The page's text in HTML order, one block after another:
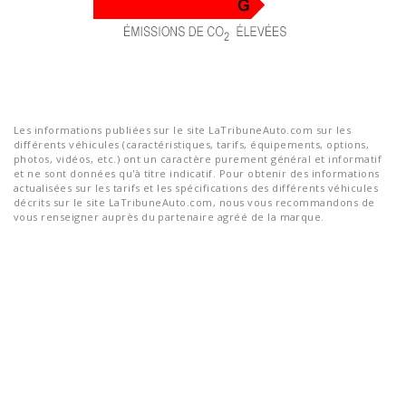
Les informations publiées sur le site LaTribuneAuto.com sur les
différents véhicules (caractéristiques, tarifs, équipements, options,
photos, vidéos, etc.) ont un caractère purement général et informatif
et ne sont données qu'à titre indicatif. Pour obtenir des informations
actualisées sur les tarifs et les spécifications des différents véhicules
décrits sur le site LaTribuneAuto.com, nous vous recommandons de
vous renseigner auprès du partenaire agréé de la marque.